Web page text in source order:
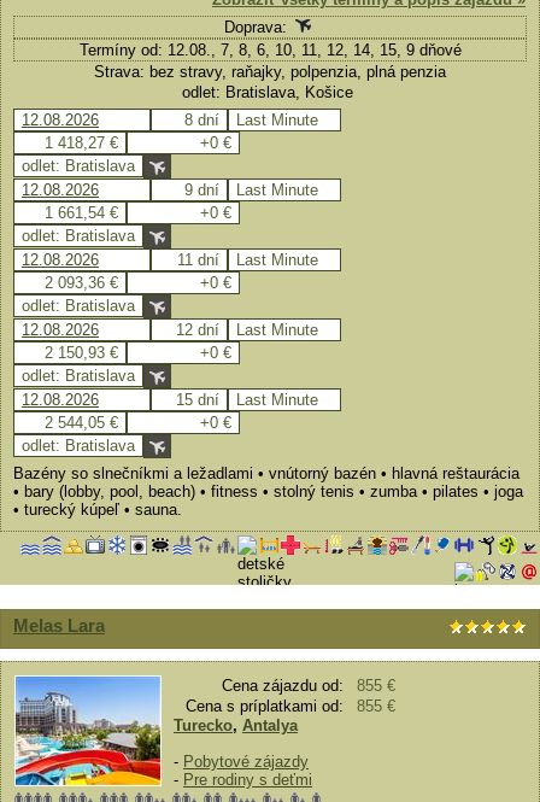
Doprava:
Termíny od: 12.08., 7, 8, 6, 10, 11, 12, 14, 15, 9 dňové
Strava: bez stravy, raňajky, polpenzia, plná penzia
odlet: Bratislava, Košice
12.08.2026
8 dní
Last Minute
1 418,27 €
+0 €
odlet: Bratislava
12.08.2026
9 dní
Last Minute
1 661,54 €
+0 €
odlet: Bratislava
12.08.2026
11 dní
Last Minute
2 093,36 €
+0 €
odlet: Bratislava
12.08.2026
12 dní
Last Minute
2 150,93 €
+0 €
odlet: Bratislava
12.08.2026
15 dní
Last Minute
2 544,05 €
+0 €
odlet: Bratislava
Bazény so slnečníkmi a ležadlami • vnútorný bazén • hlavná reštaurácia
• bary (lobby, pool, beach) • fitness • stolný tenis • zumba • pilates • joga
• turecký kúpeľ • sauna.
Melas Lara
Cena zájazdu od:
855 €
Cena s príplatkami od:
855 €
Turecko, Antalya
- Pobytové zájazdy
- Pre rodiny s deťmi